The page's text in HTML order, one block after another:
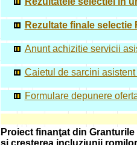
Rezultate finale selectie
Anunt achizitie servicii
Caietul de sarcini
Formulare depunere
Proiect finanţat din Granturile
şi creşterea incluziunii